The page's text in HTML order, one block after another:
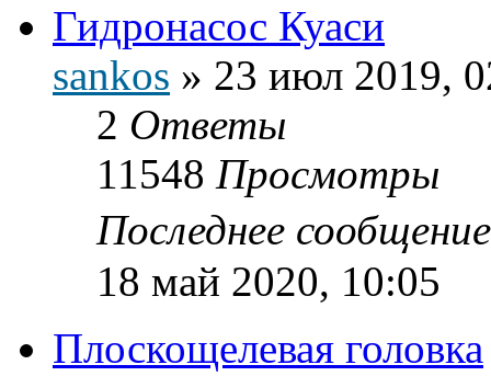
Гидронасос Куаси
sankos » 23 июл 2019,
2 Ответы
11548 Просмотры
Последнее
18 май 2020, 10:05
Плоскощелевая головка